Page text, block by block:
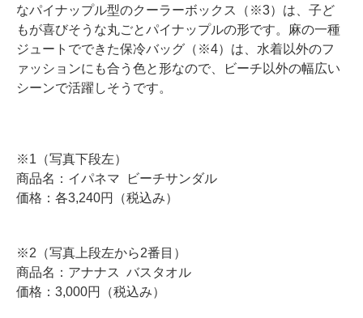
なパイナップル型のクーラーボックス（※3）は、子ど
もが喜びそうな丸ごとパイナップルの形です。麻の一種
ジュートでできた保冷バッグ（※4）は、水着以外のフ
ァッションにも合う色と形なので、ビーチ以外の幅広い
シーンで活躍しそうです。
※1（写真下段左）
商品名：イパネマ ビーチサンダル
価格：各3,240円（税込み）
※2（写真上段左から2番目）
商品名：アナナス バスタオル
価格：3,000円（税込み）